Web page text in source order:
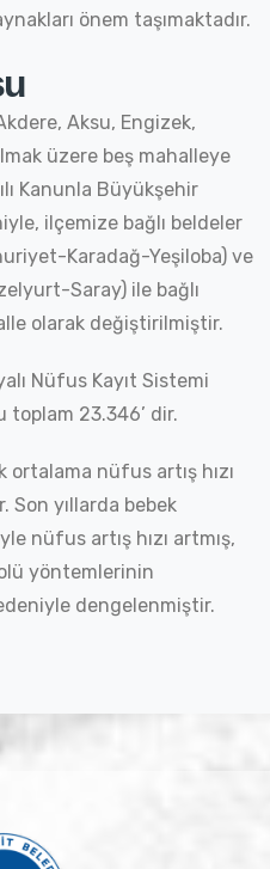
önem taşımaktadır.
Aksu, Engizek,
üzere beş mahalleye
Kanunla Büyükşehir
ilçemize bağlı beldeler
Karadağ-Yeşiloba) ve
Saray) ile bağlı
olarak değiştirilmiştir.
Nüfus Kayıt Sistemi
toplam 23.346’ dir.
ortalama nüfus artış hızı
Son yıllarda bebek
nüfus artış hızı artmış,
yöntemlerinin
dengelenmiştir.